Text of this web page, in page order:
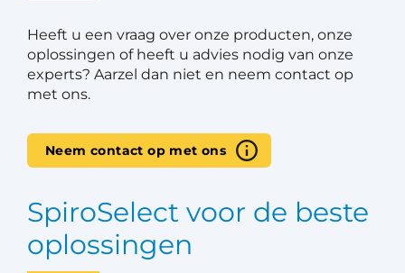
Heeft u een vraag over onze producten, onze
oplossingen of heeft u advies nodig van onze
experts? Aarzel dan niet en neem contact op
met ons.
Neem contact op met ons
SpiroSelect voor de beste
oplossingen